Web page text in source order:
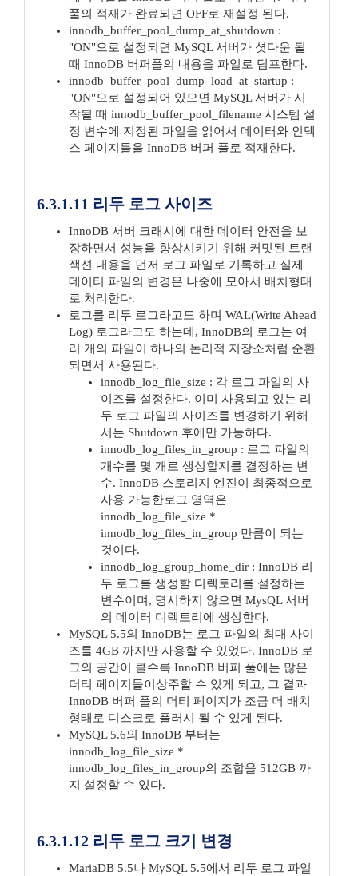
풀의 적재가 완료되면 OFF로 재설정 된다.
innodb_buffer_pool_dump_at_shutdown :
"ON"으로 설정되면 MySQL 서버가 셧다운 될
때 InnoDB 버퍼풀의 내용을 파일로 덤프한다.
innodb_buffer_pool_dump_load_at_startup :
"ON"으로 설정되어 있으면 MySQL 서버가 시
작될 때 innodb_buffer_pool_filename 시스템 설
정 변수에 지정된 파일을 읽어서 데이터와 인덱
스 페이지들을 InnoDB 버퍼 풀로 적재한다.
6.3.1.11 리두 로그 사이즈
InnoDB 서버 크래시에 대한 데이터 안전을 보
장하면서 성능을 향상시키기 위해 커밋된 트랜
잭션 내용을 먼저 로그 파일로 기록하고 실제
데이터 파일의 변경은 나중에 모아서 배치형태
로 처리한다.
로그를 리두 로그라고도 하며 WAL(Write Ahead
Log) 로그라고도 하는데, InnoDB의 로그는 여
러 개의 파일이 하나의 논리적 저장소처럼 순환
되면서 사용된다.
innodb_log_file_size : 각 로그 파일의 사
이즈를 설정한다. 이미 사용되고 있는 리
두 로그 파일의 사이즈를 변경하기 위해
서는 Shutdown 후에만 가능하다.
innodb_log_files_in_group : 로그 파일의
개수를 몇 개로 생성할지를 결정하는 변
수. InnoDB 스토리지 엔진이 최종적으로
사용 가능한로그 영역은
innodb_log_file_size *
innodb_log_files_in_group 만큼이 되는
것이다.
innodb_log_group_home_dir : InnoDB 리
두 로그를 생성할 디렉토리를 설정하는
변수이며, 명시하지 않으면 MysQL 서버
의 데이터 디렉토리에 생성한다.
MySQL 5.5의 InnoDB는 로그 파일의 최대 사이
즈를 4GB 까지만 사용할 수 있었다. InnoDB 로
그의 공간이 클수록 InnoDB 버퍼 풀에는 많은
더티 페이지들이상주할 수 있게 되고, 그 결과
InnoDB 버퍼 풀의 더티 페이지가 조금 더 배치
형태로 디스크로 플러시 될 수 있게 된다.
MySQL 5.6의 InnoDB 부터는
innodb_log_file_size *
innodb_log_files_in_group의 조합을 512GB 까
지 설정할 수 있다.
6.3.1.12 리두 로그 크기 변경
MariaDB 5.5나 MySQL 5.5에서 리두 로그 파일